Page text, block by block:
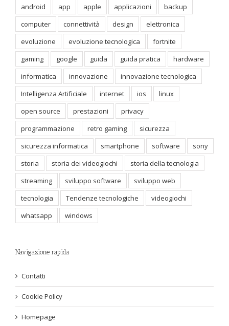
android app apple applicazioni
backup
computer
connettività design
elettronica
evoluzione
evoluzione tecnologica
fortnite
gaming
google guida guida pratica
hardware
informatica
innovazione
innovazione tecnologica
Intelligenza Artificiale
internet ios
linux
open source
prestazioni
privacy
programmazione
retro gaming
sicurezza
sicurezza informatica
smartphone software
sony
storia
storia dei videogiochi
storia della tecnologia
streaming
sviluppo software
sviluppo web
tecnologia
Tendenze tecnologiche
videogiochi
whatsapp
windows
Navigazione rapida
Contatti
Cookie Policy
Homepage